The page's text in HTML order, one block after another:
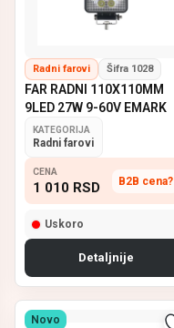
Radni farovi Šifra 1028
FAR RADNI 110X110MM
9LED 27W 9-60V EMARK
KATEGORIJA
Radni farovi
CENA
1 010 RSD B2B cena?
Uskoro
Detaljnije
Novo